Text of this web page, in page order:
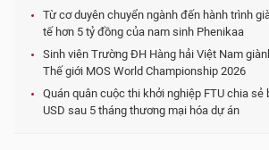
Từ cơ duyên chuyển ngành đến hành trình
tế hơn 5 tỷ đồng của nam sinh Phenikaa
Sinh viên Trường ĐH Hàng hải Việt Nam
Thế giới MOS World Championship 2026
Quán quân cuộc thi khởi nghiệp FTU chia sẻ
USD sau 5 tháng thương mại hóa dự án